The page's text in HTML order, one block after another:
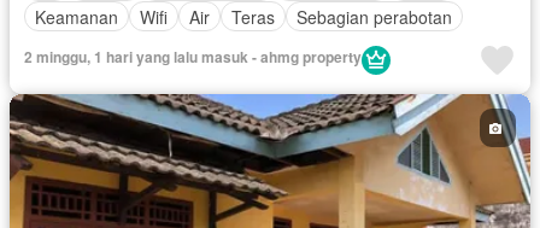
Keamanan
Wifi Air Teras Sebagian perabotan
2 minggu, 1 hari yang lalu masuk - ahmg property